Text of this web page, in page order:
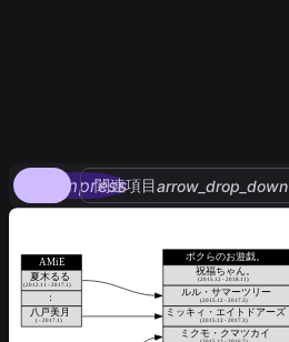
compress
関連項目arrow_drop_down